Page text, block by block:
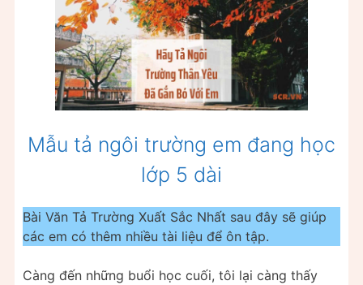
Mẫu tả ngôi trường em đang học
lớp 5 dài
Bài Văn Tả Trường Xuất Sắc Nhất sau đây sẽ giúp
các em có thêm nhiều tài liệu để ôn tập.
Càng đến những buổi học cuối, tôi lại càng thấy